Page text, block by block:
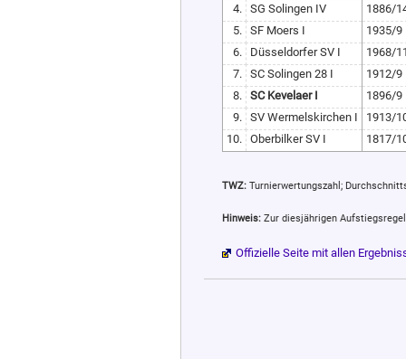
4.
SG Solingen IV
1886/
5.
SF Moers I
1935/9
6.
Düsseldorfer SV I
1968/
7.
SC Solingen 28 I
1912/9
8.
SC Kevelaer I
1896/9
9.
SV Wermelskirchen I
1913/
10.
Oberbilker SV I 1817/
TWZ: Turnierwertungszahl;
Hinweis: Zur diesjährigen
Offizielle Seite mit allen